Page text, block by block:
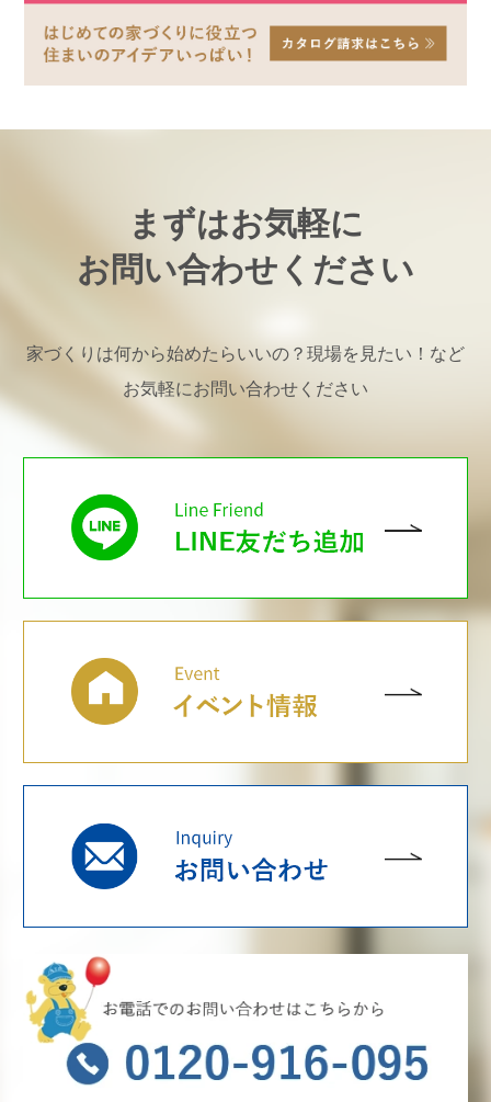
まずはお気軽に
お問い合わせください
家づくりは何から始めたらいいの？現場を見たい！など
お気軽にお問い合わせください